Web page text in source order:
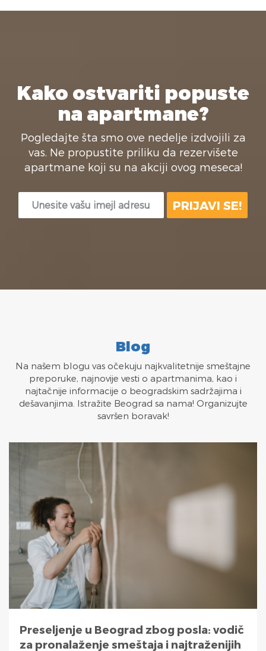
Kako ostvariti popuste
na apartmane?
Pogledajte šta smo ove nedelje izdvojili za
vas. Ne propustite priliku da rezervišete
apartmane koji su na akciji ovog meseca!
Blog
Na našem blogu vas očekuju najkvalitetnije smeštajne
preporuke, najnovije vesti o apartmanima, kao i
najtačnije informacije o beogradskim sadržajima i
dešavanjima. Istražite Beograd sa nama! Organizujte
savršen boravak!
Preseljenje u Beograd zbog posla: vodič
za pronalaženje smeštaja i najtraženijih